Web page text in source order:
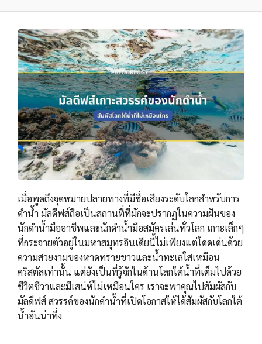
เมื่อพูดถึงจุดหมายปลายทางที่มีชื่อเสียงระดับโลกสำหรับการ
ดำน้ำ มัลดีฟส์ถือเป็นสถานที่ที่มักจะปรากฏในความฝันของ
นักดำน้ำมืออาชีพและนักดำน้ำมือสมัครเล่นทั่วโลก เกาะเล็กๆ
ที่กระจายตัวอยู่ในมหาสมุทรอินเดียนี้ไม่เพียงแต่โดดเด่นด้วย
ความสวยงามของหาดทรายขาวและน้ำทะเลใสเหมือน
คริสตัลเท่านั้น แต่ยังเป็นที่รู้จักในด้านโลกใต้น้ำที่เต็มไปด้วย
ชีวิตชีวาและมีเสน่ห์ไม่เหมือนใคร เราจะพาคุณไปสัมผัสกับ
มัลดีฟส์ สวรรค์ของนักดำน้ำที่เปิดโอกาสให้ได้สัมผัสกับโลกใต้
น้ำอันน่าทึ่ง